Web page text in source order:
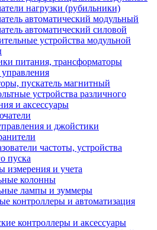
нагрузки (рубильники)
автоматический модульный
автоматический силовой
устройства модульной
питания, трансформаторы
пускатель магнитный
устройства различного
и аксессуары
и джойстики
частоты, устройства
пуска
измерения и учета
колонны
лампы и зуммеры
контроллеры и автоматизация
контроллеры и аксессуары